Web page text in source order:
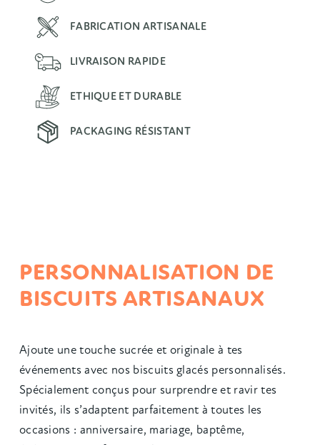
FABRICATION ARTISANALE
LIVRAISON RAPIDE
ETHIQUE ET DURABLE
PACKAGING RÉSISTANT
PERSONNALISATION DE
BISCUITS ARTISANAUX
Ajoute une touche sucrée et originale à tes
événements avec nos biscuits glacés personnalisés.
Spécialement conçus pour surprendre et ravir tes
invités, ils s’adaptent parfaitement à toutes les
occasions : anniversaire, mariage, baptême,